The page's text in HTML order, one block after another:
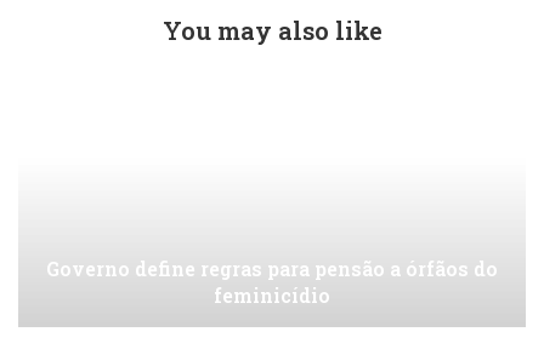
You may also like
Governo define regras para pensão a órfãos do
feminicídio